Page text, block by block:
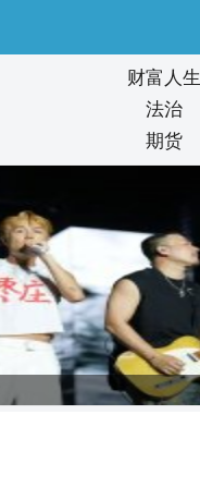
财富人生
法治
期货